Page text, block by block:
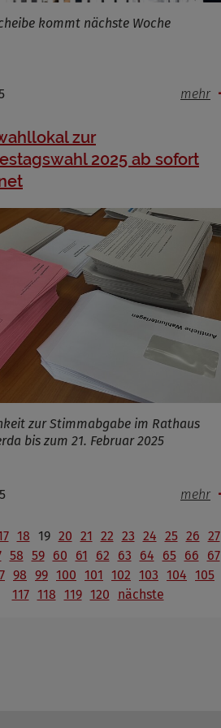
kommt nächste Woche
mehr
zur
2025 ab sofort
zur Stimmabgabe im Rathaus
bis zum 21. Februar 2025
mehr
18 19 20 21 22 23 24 25 26 27
58 59 60 61 62 63 64 65 66 67
98 99 100 101 102 103 104 105
117 118 119 120 nächste